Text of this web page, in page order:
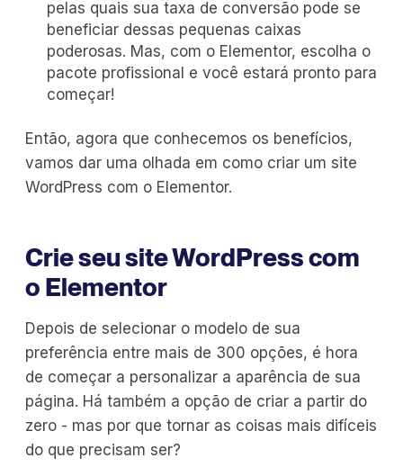
pelas quais sua taxa de conversão pode se
beneficiar dessas pequenas caixas
poderosas. Mas, com o Elementor, escolha o
pacote profissional e você estará pronto para
começar!
Então, agora que conhecemos os benefícios,
vamos dar uma olhada em como criar um site
WordPress com o Elementor.
Crie seu site WordPress com
o Elementor
Depois de selecionar o modelo de sua
preferência entre mais de 300 opções, é hora
de começar a personalizar a aparência de sua
página. Há também a opção de criar a partir do
zero - mas por que tornar as coisas mais difíceis
do que precisam ser?